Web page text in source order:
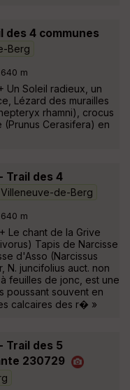
des 4 communes
Berg
640 m
Un Soleil radieux, un
Lézard des murailles
rhamni), crocus
Cerasifera) en
Trail des 4
Villeneuve-de-Berg
640 m
Le chant de la Grive
Tapis de Narcisse
d'Asso (Narcissus
N. juncifolius auct. non
feuilles de jonc, est une
poussant souvent en
calcaires des r� »
Trail des 5
230729